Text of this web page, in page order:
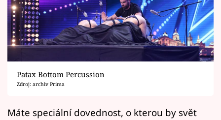
Horoskopy
Sledujte prima+
Filmový festival Karlovy Vary
Pořady
Mámy sobě
Patax Bottom Percussion
Zdroj: archiv Prima
Máte speciální dovednost, o kterou by svět